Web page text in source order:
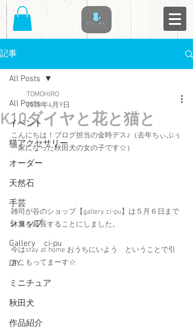
記事
All Posts
イベント
猫アクセサリー
オーダー
天然石
手芸
ショップ
Gallery ci-pu
DIY
ミニチュア
秋田犬
作品紹介
All Posts
K10ダイヤと花と猫と
TOMOHIRO
2020年4月9日
こんにちは！ブログ担当の金時デス♪（去年ちぃぷぅ
一家になった秋田犬の女の子です☆）
雑司が谷のショップ【gallery ci-pu】は５月６日まで
休業を延長することにしました。
今はstay at home おうちにいよう　ということで引
きこもってまーす☆